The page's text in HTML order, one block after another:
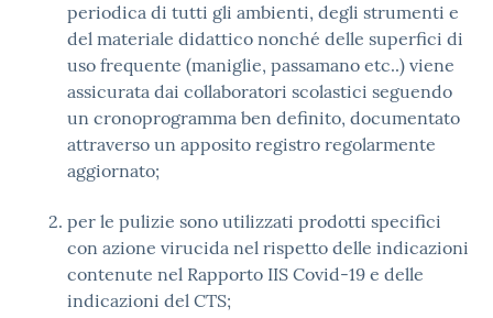
periodica di tutti gli ambienti, degli strumenti e
del materiale didattico nonché delle superfici di
uso frequente (maniglie, passamano etc..) viene
assicurata dai collaboratori scolastici seguendo
un cronoprogramma ben definito, documentato
attraverso un apposito registro regolarmente
aggiornato;
per le pulizie sono utilizzati prodotti specifici
con azione virucida nel rispetto delle indicazioni
contenute nel Rapporto IIS Covid-19 e delle
indicazioni del CTS;